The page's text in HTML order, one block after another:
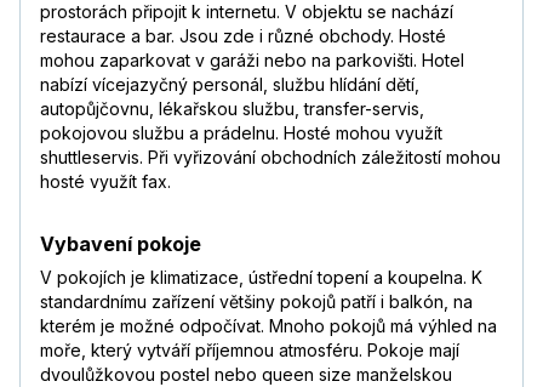
prostorách připojit k internetu. V objektu se nachází
restaurace a bar. Jsou zde i různé obchody. Hosté
mohou zaparkovat v garáži nebo na parkovišti. Hotel
nabízí vícejazyčný personál, službu hlídání dětí,
autopůjčovnu, lékařskou službu, transfer-servis,
pokojovou službu a prádelnu. Hosté mohou využít
shuttleservis. Při vyřizování obchodních záležitostí mohou
hosté využít fax.
Vybavení pokoje
V pokojích je klimatizace, ústřední topení a koupelna. K
standardnímu zařízení většiny pokojů patří i balkón, na
kterém je možné odpočívat. Mnoho pokojů má výhled na
moře, který vytváří příjemnou atmosféru. Pokoje mají
dvoulůžkovou postel nebo queen size manželskou